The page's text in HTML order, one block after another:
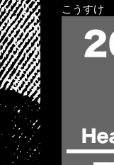
こうすけ